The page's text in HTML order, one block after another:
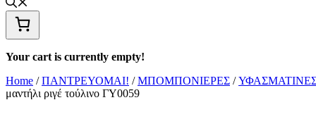
Your cart is currently empty!
Home /ΠΑΝΤΡΕΥΟΜΑΙ! /ΜΠΟΜΠΟΝΙΕΡΕΣ /
μαντήλι ριγέ τούλινο ΓΥ0059